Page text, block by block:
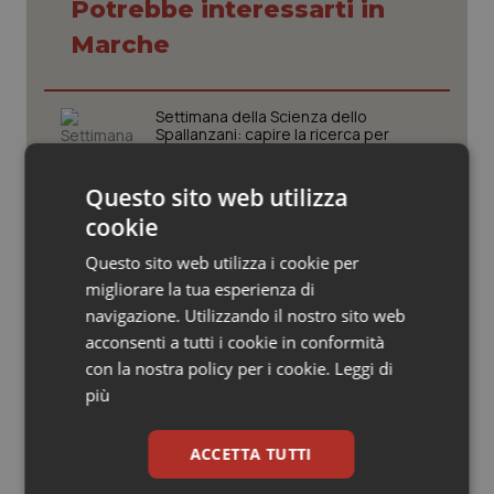
Veneto
Oncoematologia
Oncologia & Nutrizione
Quotidiano Cardiologia
Quotidiano Chirurgia
Quotidiano Oncologia
Quotidiano Pediatria
Rene & patologie urogenitali
Potrebbe interessarti in
Marche
Settimana della Scienza dello
Spallanzani: capire la ricerca per
Regione Lombardia scrive al ministro
Schillaci: “Gli attuali indicatori non
fotografano la qualità reale del Ssn”
Case di comunità. La sfida ora è
riempirle di professionisti e servizi. Il
punto della Conferenza delle Regioni
San Raffaele di Milano. Ispezioni e
criticità riscontrate, stop al
laboratorio di Embriologia
Questo sito web utilizza
cookie
Questo sito web utilizza i cookie per
migliorare la tua esperienza di
navigazione. Utilizzando il nostro sito web
acconsenti a tutti i cookie in conformità
con la nostra policy per i cookie. Leggi di
più
ACCETTA TUTTI